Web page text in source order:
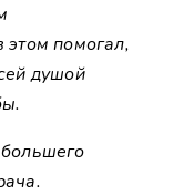
этом помогал,
душой